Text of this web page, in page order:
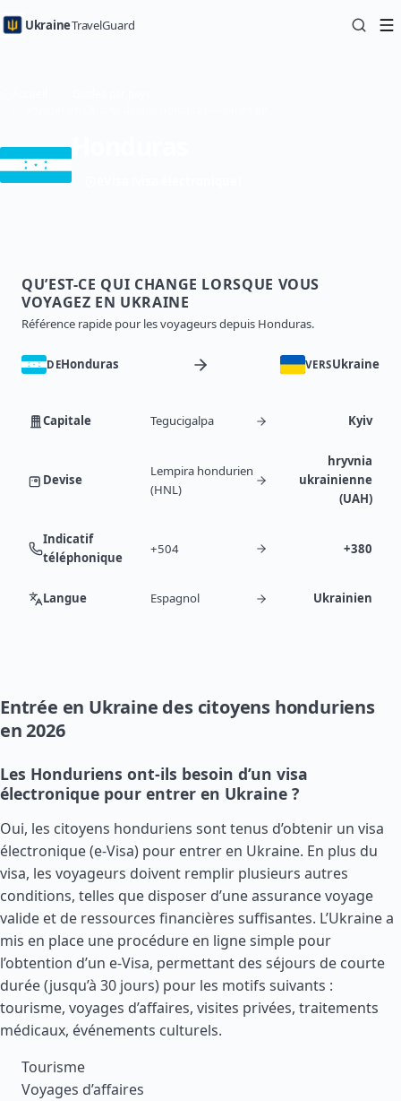
UkraineTravelGuard
QU’EST-CE QUI CHANGE LORSQUE VOUS
VOYAGEZ EN UKRAINE
Référence rapide pour les voyageurs depuis Honduras.
DEHonduras VERSUkraine
Capitale Tegucigalpa Kyiv
Devise
Lempira hondurien
(HNL)
hryvnia
ukrainienne
(UAH)
Indicatif
téléphonique
+504 +380
Langue Espagnol Ukrainien
Entrée en Ukraine des citoyens honduriens
en 2026
Les Honduriens ont-ils besoin d’un visa
électronique pour entrer en Ukraine ?
Oui, les citoyens honduriens sont tenus d’obtenir un visa
électronique (e-Visa) pour entrer en Ukraine. En plus du
visa, les voyageurs doivent remplir plusieurs autres
conditions, telles que disposer d’une assurance voyage
valide et de ressources financières suffisantes. L’Ukraine a
mis en place une procédure en ligne simple pour
l’obtention d’un e-Visa, permettant des séjours de courte
durée (jusqu’à 30 jours) pour les motifs suivants :
tourisme, voyages d’affaires, visites privées, traitements
médicaux, événements culturels.
Tourisme
Voyages d’affaires